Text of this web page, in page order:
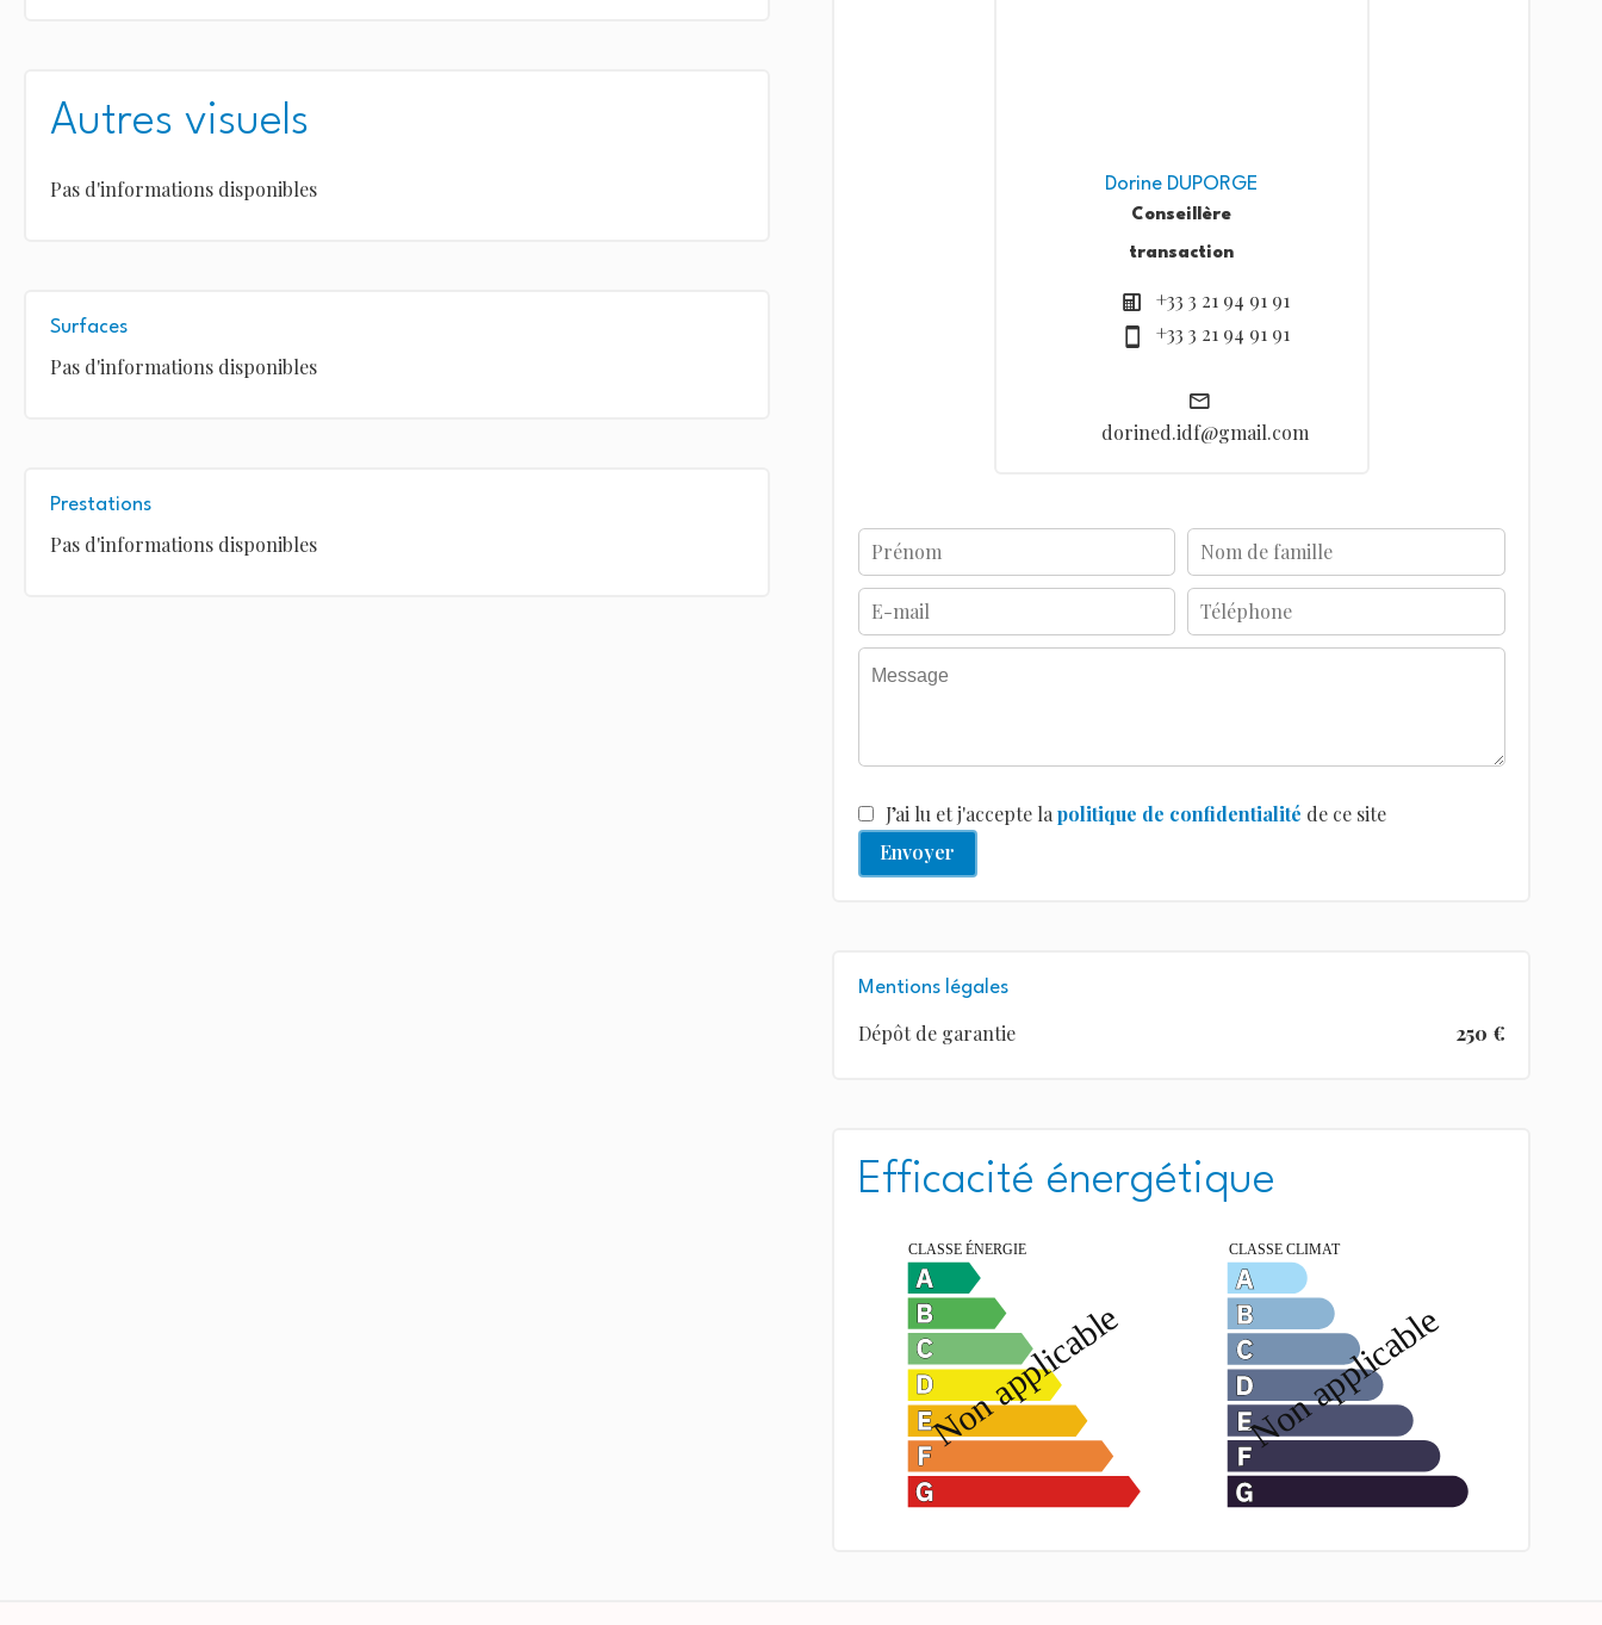
Autres visuels
Pas d'informations disponibles
Surfaces
Pas d'informations disponibles
Prestations
Pas d'informations disponibles
Dorine DUPORGE
Conseillère
transaction
+33 3 21 94 91 91
+33 3 21 94 91 91
dorined.idf@gmail.com
J’ai lu et j'accepte la politique de confidentialité de ce site
Envoyer
Mentions légales
Dépôt de garantie 250 €
Efficacité énergétique